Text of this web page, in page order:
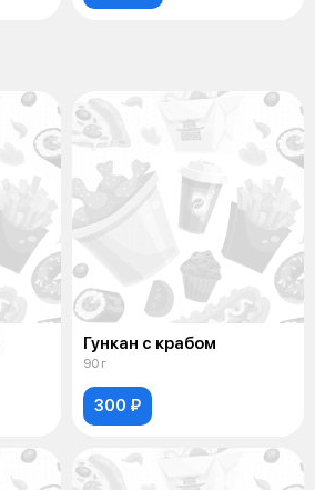
Гункан с крабом
90 г
300 ₽